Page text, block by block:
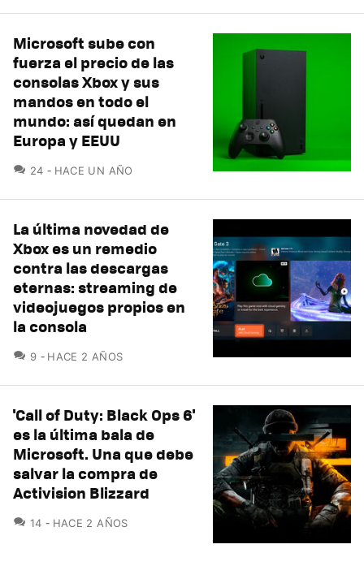
Microsoft sube con
fuerza el precio de las
consolas Xbox y sus
mandos en todo el
mundo: así quedan en
Europa y EEUU
24 COMENTARIOS
HACE UN AÑO
La última novedad de
Xbox es un remedio
contra las descargas
eternas: streaming de
videojuegos propios en
la consola
9 COMENTARIOS
HACE 2 AÑOS
'Call of Duty: Black Ops 6'
es la última bala de
Microsoft. Una que debe
salvar la compra de
Activision Blizzard
14 COMENTARIOS
HACE 2 AÑOS